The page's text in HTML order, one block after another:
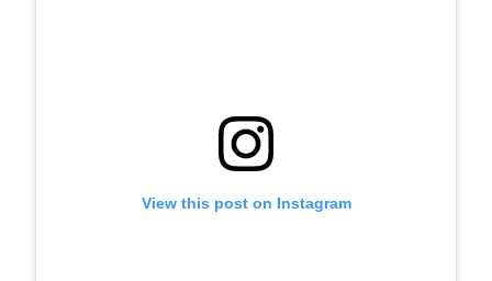
View this post on Instagram